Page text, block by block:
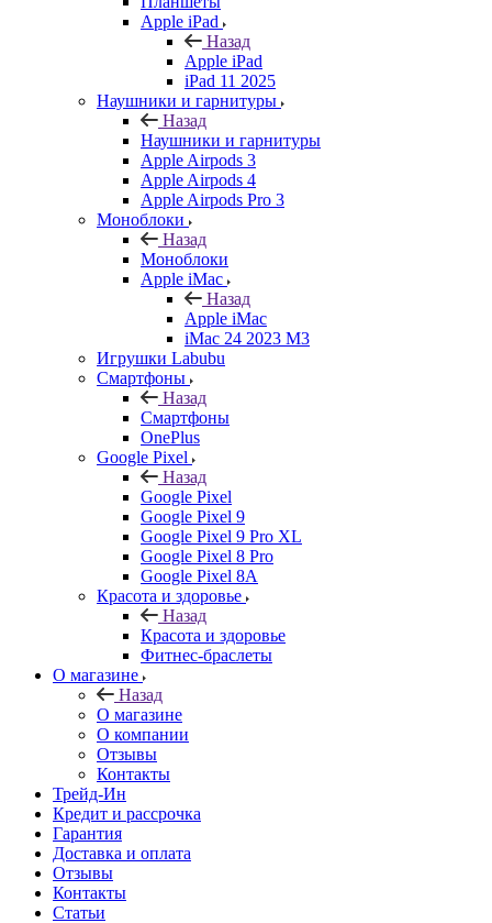
Apple iPad
Назад
Apple iPad
iPad 11 2025
Наушники и гарнитуры
Назад
Наушники и гарнитуры
Apple Airpods 3
Apple Airpods 4
Apple Airpods Pro 3
Моноблоки
Назад
Моноблоки
Apple iMac
Назад
Apple iMac
iMac 24 2023 M3
Игрушки Labubu
Смартфоны
Назад
Смартфоны
OnePlus
Google Pixel
Назад
Google Pixel
Google Pixel 9
Google Pixel 9 Pro XL
Google Pixel 8 Pro
Google Pixel 8A
Красота и здоровье
Назад
Красота и здоровье
Фитнес-браслеты
О магазине
Назад
О магазине
О компании
Отзывы
Контакты
Трейд-Ин
Кредит и рассрочка
Гарантия
Доставка и оплата
Отзывы
Контакты
Статьи